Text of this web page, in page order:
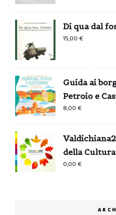
Di qua dal
15,00€
Guida ai
Petroio e
8,00€
della Cultura
0,00€